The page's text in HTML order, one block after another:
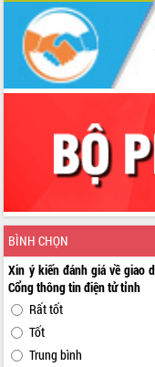
BÌNH CHỌN
Xin ý kiến đánh giá về giao
Cổng thông tin điện tử tỉnh
Rất tốt
Tốt
Trung bình